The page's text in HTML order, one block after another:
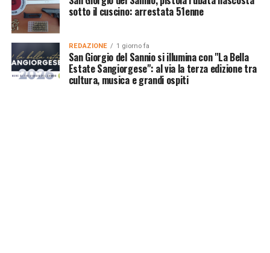
sotto il cuscino: arrestata 51enne
REDAZIONE 1 giorno fa
San Giorgio del Sannio si illumina con "La Bella
Estate Sangiorgese": al via la terza edizione tra
cultura, musica e grandi ospiti